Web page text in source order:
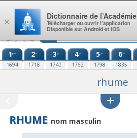
Aller au contenu
1re
1694
2e
1718
3e
1740
4e
1762
5e
1798
6e
1835
rhume
RHUME nom masculin
×
Dictionnaire de l’Académie
Télécharger ou ouvrir l’application
Disponible sur Android et iOS